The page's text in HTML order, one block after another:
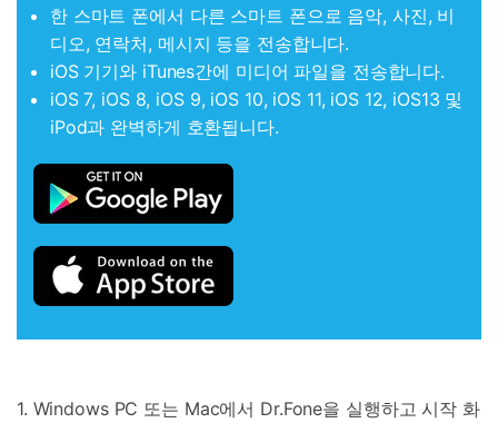
한 스마트 폰에서 다른 스마트 폰으로 음악, 사진, 비
디오, 연락처, 메시지 등을 전송합니다.
iOS 기기와 iTunes간에 미디어 파일을 전송합니다.
iOS 7, iOS 8, iOS 9, iOS 10, iOS 11, iOS 12, iOS13 및
iPod과 완벽하게 호환됩니다.
1. Windows PC 또는 Mac에서 Dr.Fone을 실행하고 시작 화